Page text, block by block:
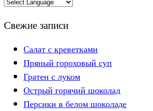
Свежие записи
Салат с креветками
Пряный гороховый суп
Гратен с луком
Острый горячий шоколад
Персики в белом шоколаде